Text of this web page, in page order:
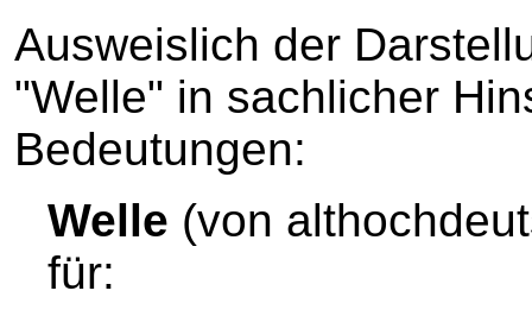
Ausweislich der
"Welle" in sachlicher
Bedeutungen:
Welle (von
für: